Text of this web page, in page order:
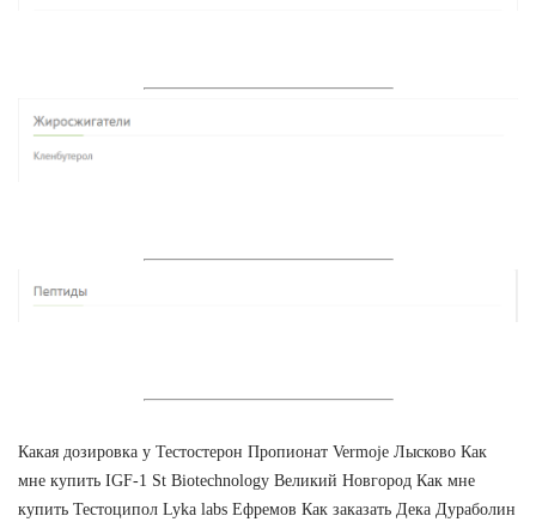
Какая дозировка у Тестостерон Пропионат Vermoje Лысково Как
мне купить IGF-1 St Biotechnology Великий Новгород Как мне
купить Тестоципол Lyka labs Ефремов Как заказать Дека Дураболин